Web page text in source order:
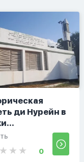
ди Нурейн в
0